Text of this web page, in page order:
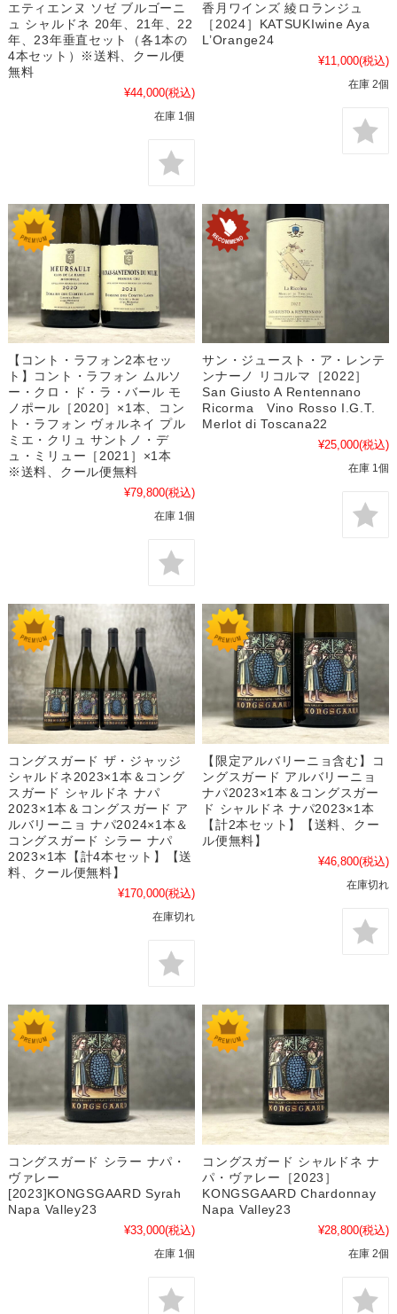
エティエンヌ ソゼ ブルゴーニ
ュ シャルドネ 20年、21年、22
年、23年垂直セット（各1本の
4本セット）※送料、クール便
無料
¥44,000(税込)
在庫 1個
香月ワインズ 綾ロランジュ
［2024］KATSUKIwine Aya
L’Orange24
¥11,000(税込)
在庫 2個
【コント・ラフォン2本セッ
ト】コント・ラフォン ムルソ
ー・クロ・ド・ラ・バール モ
ノポール［2020］×1本、コン
ト・ラフォン ヴォルネイ プル
ミエ・クリュ サントノ・デ
ュ・ミリュー［2021］×1本
※送料、クール便無料
¥79,800(税込)
在庫 1個
サン・ジュースト・ア・レンテ
ンナーノ リコルマ［2022］
San Giusto A Rentennano
Ricorma Vino Rosso I.G.T.
Merlot di Toscana22
¥25,000(税込)
在庫 1個
コングスガード ザ・ジャッジ
シャルドネ2023×1本＆コング
スガード シャルドネ ナパ
2023×1本＆コングスガード ア
ルバリーニョ ナパ2024×1本＆
コングスガード シラー ナパ
2023×1本【計4本セット】【送
料、クール便無料】
¥170,000(税込)
在庫切れ
【限定アルバリーニョ含む】コ
ングスガード アルバリーニョ
ナパ2023×1本＆コングスガー
ド シャルドネ ナパ2023×1本
【計2本セット】【送料、クー
ル便無料】
¥46,800(税込)
在庫切れ
コングスガード シラー ナパ・
ヴァレー
[2023]KONGSGAARD Syrah
Napa Valley23
¥33,000(税込)
在庫 1個
コングスガード シャルドネ ナ
パ・ヴァレー［2023］
KONGSGAARD Chardonnay
Napa Valley23
¥28,800(税込)
在庫 2個